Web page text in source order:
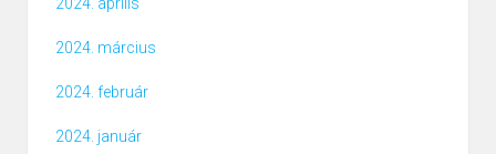
2024. április
2024. március
2024. február
2024. január